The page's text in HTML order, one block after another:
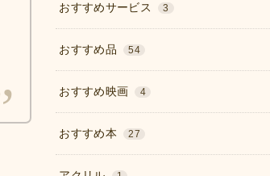
おすすめサービス 3
おすすめ品 54
おすすめ映画 4
おすすめ本 27